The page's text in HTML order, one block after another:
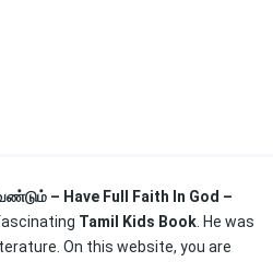
– Have Full Faith In God –
Tamil Kids Book . He was
On this website, you are